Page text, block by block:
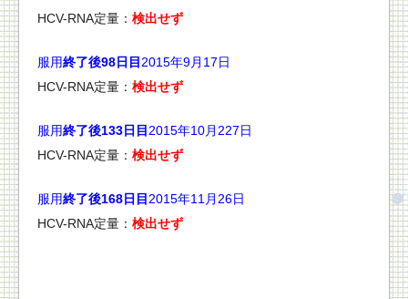
HCV-RNA定量： 検出せず
服用終了後98日目 2015年9月17日
HCV-RNA定量： 検出せず
服用終了後133日目 2015年10月227日
HCV-RNA定量： 検出せず
服用終了後168日目 2015年11月26日
HCV-RNA定量： 検出せず